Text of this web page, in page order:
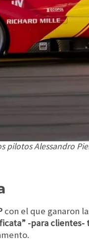
pilotos Alessandro
con el que ganaron
-para clientes-